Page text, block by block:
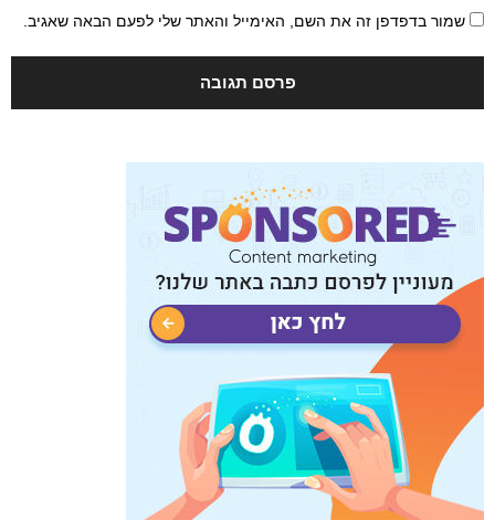
שמור בדפדפן זה את השם, האימייל והאתר שלי לפעם הבאה שאגיב.